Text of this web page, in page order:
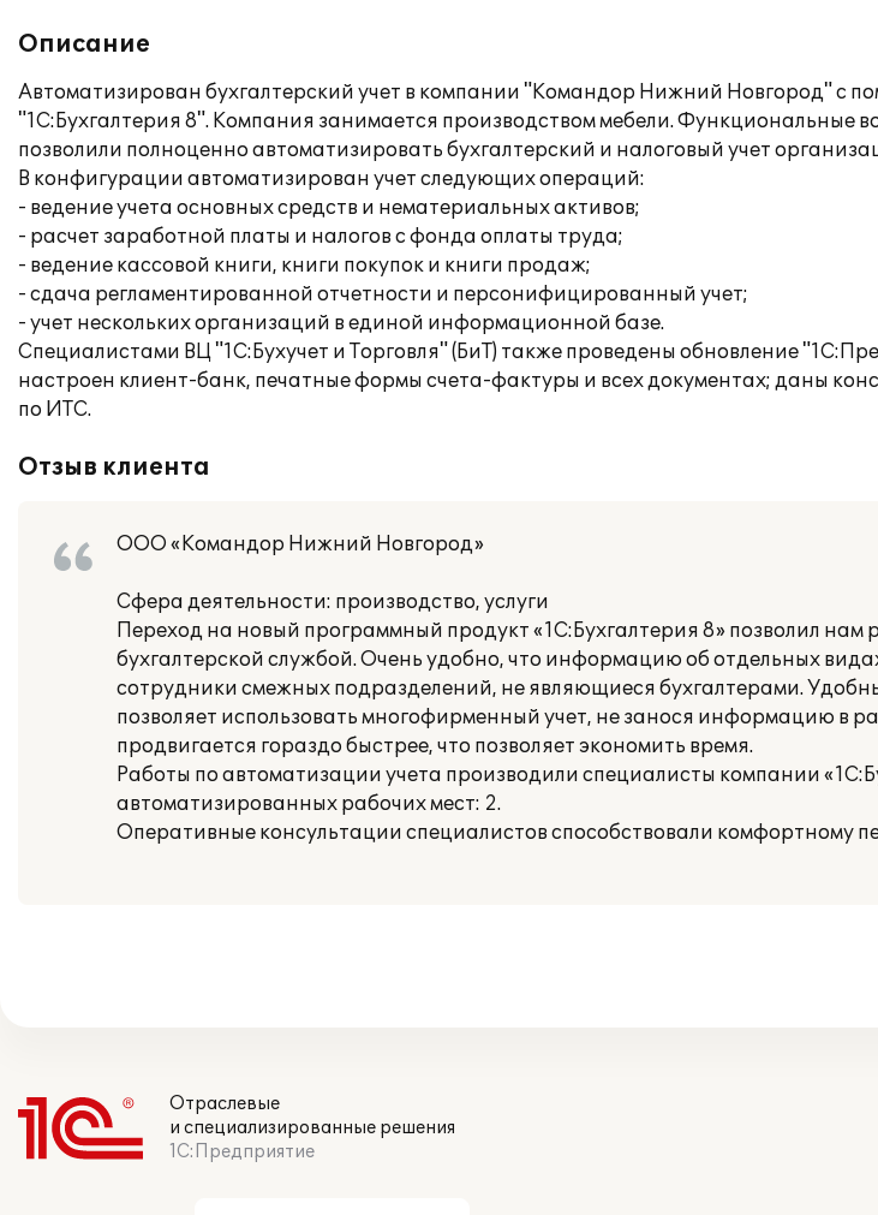
Описание
Автоматизирован бухгалтерский учет в компании "Командор Нижний Новгород" с
"1С:Бухгалтерия 8". Компания занимается производством мебели. Функциональные
позволили полноценно автоматизировать бухгалтерский и налоговый учет
В конфигурации автоматизирован учет следующих операций:
- ведение учета основных средств и нематериальных активов;
- расчет заработной платы и налогов с фонда оплаты труда;
- ведение кассовой книги, книги покупок и книги продаж;
- сдача регламентированной отчетности и персонифицированный учет;
- учет нескольких организаций в единой информационной базе.
Специалистами ВЦ "1С:Бухучет и Торговля" (БиТ) также проведены обновление
настроен клиент-банк, печатные формы счета-фактуры и всех документах; даны
по ИТС.
Отзыв клиента
ООО «Командор Нижний Новгород»
Сфера деятельности: производство, услуги
Переход на новый программный продукт «1С:Бухгалтерия 8» позволил нам
бухгалтерской службой. Очень удобно, что информацию об отдельных
сотрудники смежных подразделений, не являющиеся бухгалтерами.
позволяет использовать многофирменный учет, не занося информацию в
продвигается гораздо быстрее, что позволяет экономить время.
Работы по автоматизации учета производили специалисты компании
автоматизированных рабочих мест: 2.
Оперативные консультации специалистов способствовали комфортному
Отраслевые
и специализированные решения
1С:Предприятие